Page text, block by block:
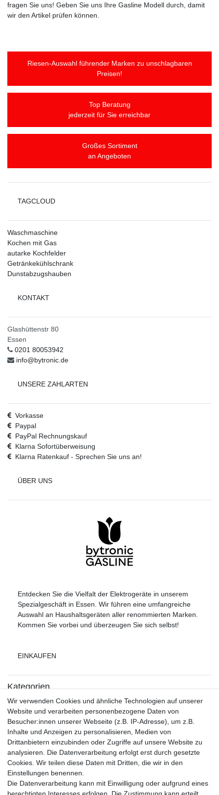
fragen Sie uns! Geben Sie uns Ihre Gasline Modell durch, damit
wir den Artikel prüfen können.
Riesen-Auswahl führender Marken zu unschlagbaren
Preisen!
Top Beratung
jederzeit für Sie erreichbar
Großes Sortiment
an Angeboten
TAGCLOUD
Waschmaschine
Kochen mit Gas
autarke Kochfelder
Getränkekühlschrank
Dunstabzugshauben
KONTAKT
Glashüttenstr 80
Essen
0201 80053942
info@bytronic.de
UNSERE ZAHLARTEN
Vorkasse
Paypal
PayPal Rechnungskauf
Klarna Sofortüberweisung
Klarna Ratenkauf - Sprechen Sie uns an!
ÜBER UNS
Entdecken Sie die Vielfalt der Elektrogeräte in unserem
Spezialgeschäft in Essen. Wir führen eine umfangreiche
Auswahl an Haushaltsgeräten aller renommierten Marken.
Kommen Sie vorbei und überzeugen Sie sich selbst!
EINKAUFEN
Kategorien
Kühl-Gefrierkombination
Waschmaschine
Waschen und Trocknen
Kochen und Kleingeräte
Gaskochen
Geschirrspüler
Backofen
INFORMATIONEN
Wir verwenden Cookies und ähnliche Technologien auf unserer
Website und verarbeiten personenbezogene Daten von
Besucher:innen unserer Webseite (z.B. IP-Adresse), um z.B.
Inhalte und Anzeigen zu personalisieren, Medien von
Drittanbietern einzubinden oder Zugriffe auf unsere Website zu
analysieren. Die Datenverarbeitung erfolgt erst durch gesetzte
Cookies. Wir teilen diese Daten mit Dritten, die wir in den
Einstellungen benennen.
Die Datenverarbeitung kann mit Einwilligung oder aufgrund eines